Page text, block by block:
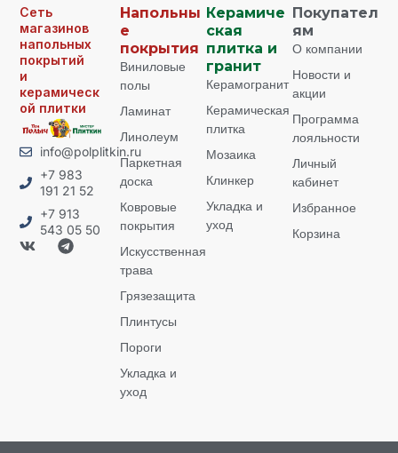
Сеть
магазинов
напольных
покрытий
и
керамическ
ой плитки
info@polplitkin.ru
+7 983
191 21 52
+7 913
543 05 50
Напольны
е
покрытия
Виниловые
полы
Ламинат
Линолеум
Паркетная
доска
Ковровые
покрытия
Искусственная
трава
Грязезащита
Плинтусы
Пороги
Укладка и
уход
Керамиче
ская
плитка и
гранит
Керамогранит
Керамическая
плитка
Мозаика
Клинкер
Укладка и
уход
Покупател
ям
О компании
Новости и
акции
Программа
лояльности
Личный
кабинет
Избранное
Корзина